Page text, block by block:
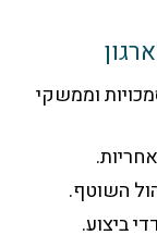
וממשקי